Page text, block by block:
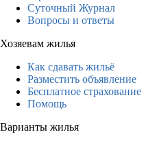
Суточный Журнал
Вопросы и ответы
Хозяевам жилья
Как сдавать жильё
Разместить объявление
Бесплатное страхование
Помощь
Варианты жилья